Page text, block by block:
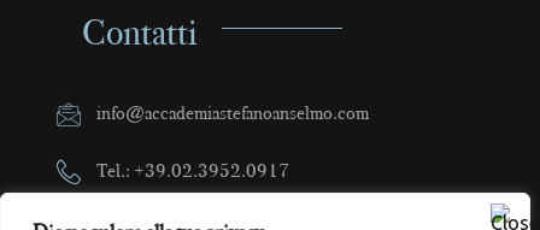
Contatti
info@accademiastefanoanselmo.com
Tel.: +39.02.3952.0917